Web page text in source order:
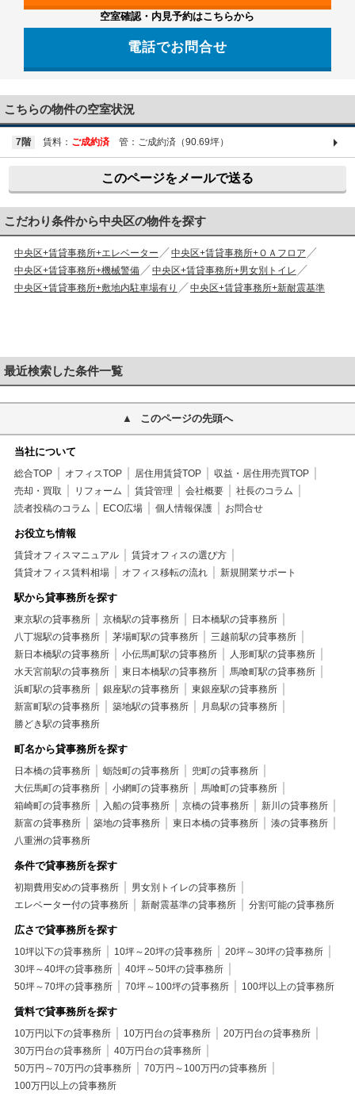
空室確認・内見予約はこちらから
電話でお問合せ
こちらの物件の空室状況
7階 賃料： ご成約済 管：ご成約済（90.69坪）
このページをメールで送る
こだわり条件から中央区の物件を探す
中央区+賃貸事務所+エレベーター
中央区+賃貸事務所+ＯＡフロア
中央区+賃貸事務所+機械警備
中央区+賃貸事務所+男女別トイレ
中央区+賃貸事務所+敷地内駐車場有り
中央区+賃貸事務所+新耐震基準
最近検索した条件一覧
このページの先頭へ
当社について
総合TOP オフィスTOP 居住用賃貸TOP
収益・居住用売買TOP
売却・買取
リフォーム 賃貸管理 会社概要
社長のコラム
読者投稿のコラム
ECO広場 個人情報保護 お問合せ
お役立ち情報
賃貸オフィスマニュアル
賃貸オフィスの選び方
賃貸オフィス賃料相場
オフィス移転の流れ 新規開業サポート
駅から貸事務所を探す
東京駅の貸事務所 京橋駅の貸事務所
日本橋駅の貸事務所
八丁堀駅の貸事務所
茅場町駅の貸事務所
三越前駅の貸事務所
新日本橋駅の貸事務所
小伝馬町駅の貸事務所
人形町駅の貸事務所
水天宮前駅の貸事務所
東日本橋駅の貸事務所
馬喰町駅の貸事務所
浜町駅の貸事務所
銀座駅の貸事務所
東銀座駅の貸事務所
新富町駅の貸事務所
築地駅の貸事務所
月島駅の貸事務所
勝どき駅の貸事務所
町名から貸事務所を探す
日本橋の貸事務所 蛎殻町の貸事務所
兜町の貸事務所
大伝馬町の貸事務所
小網町の貸事務所
馬喰町の貸事務所
箱崎町の貸事務所
入船の貸事務所 京橋の貸事務所
新川の貸事務所
新富の貸事務所
築地の貸事務所 東日本橋の貸事務所
湊の貸事務所
八重洲の貸事務所
条件で貸事務所を探す
初期費用安めの貸事務所
男女別トイレの貸事務所
エレベーター付の貸事務所
新耐震基準の貸事務所 分割可能の貸事務所
広さで貸事務所を探す
10坪以下の貸事務所 10坪～20坪の貸事務所
20坪～30坪の貸事務所
30坪～40坪の貸事務所
40坪～50坪の貸事務所
50坪～70坪の貸事務所
70坪～100坪の貸事務所 100坪以上の貸事務所
賃料で貸事務所を探す
10万円以下の貸事務所 10万円台の貸事務所
20万円台の貸事務所
30万円台の貸事務所
40万円台の貸事務所
50万円～70万円の貸事務所
70万円～100万円の貸事務所
100万円以上の貸事務所